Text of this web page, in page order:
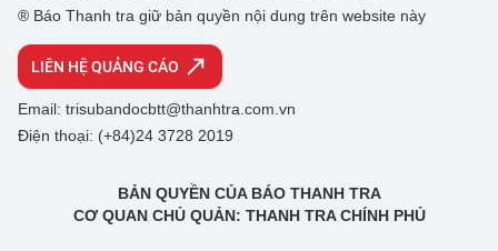
® Báo Thanh tra giữ bản quyền nội dung trên website này
LIÊN HỆ QUẢNG CÁO
Email: trisubandocbtt@thanhtra.com.vn
Điện thoại: (+84)24 3728 2019
BẢN QUYỀN CỦA BÁO THANH TRA
CƠ QUAN CHỦ QUẢN: THANH TRA CHÍNH PHỦ